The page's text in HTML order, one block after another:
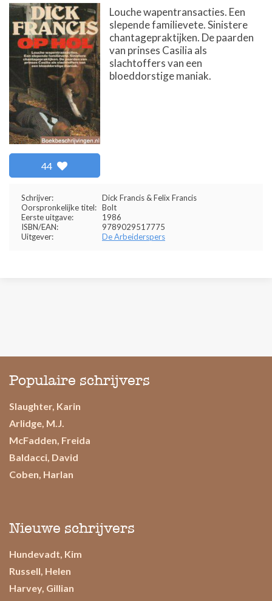
44
Louche wapentransacties. Een
slepende familievete. Sinistere
chantagepraktijken. De paarden
van prinses Casilia als
slachtoffers van een
bloeddorstige maniak.
Schrijver:
Dick Francis & Felix Francis
Oorspronkelijke titel: Bolt
Eerste uitgave:
1986
ISBN/EAN:
9789029517775
Uitgever:
De Arbeiderspers
Populaire schrijvers
Slaughter, Karin
Arlidge, M.J.
McFadden, Freida
Baldacci, David
Coben, Harlan
Nieuwe schrijvers
Hundevadt, Kim
Russell, Helen
Harvey, Gillian